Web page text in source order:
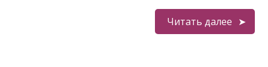
Читать далее